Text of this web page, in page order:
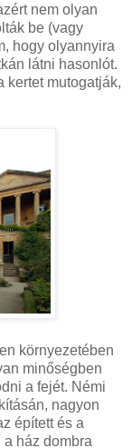
nem olyan
be (vagy
hogy olyannyira
látni hasonlót.
kertet mutogatják,
környezetében
minőségben
a fejét. Némi
nagyon
épített és a
ház dombra